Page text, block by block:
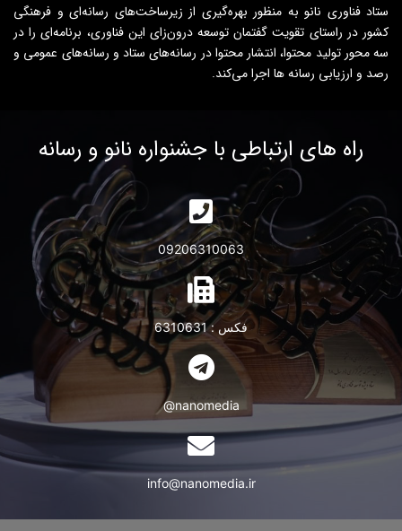
ستاد فناوری نانو به منظور بهره‌گیری از زیرساخت‌های رسانه‌ای و فرهنگی
کشور در راستای تقویت گفتمان توسعه درون‌زای این فناوری، برنامه‌ای را در
سه محور تولید محتوا، انتشار محتوا در رسانه‌های ستاد و رسانه‌های عمومی و
رصد و ارزیابی رسانه ها اجرا می‌کند.
راه های ارتباطی با جشنواره نانو و رسانه
09206310063
فکس : 6310631
nanomedia@
info@nanomedia.ir